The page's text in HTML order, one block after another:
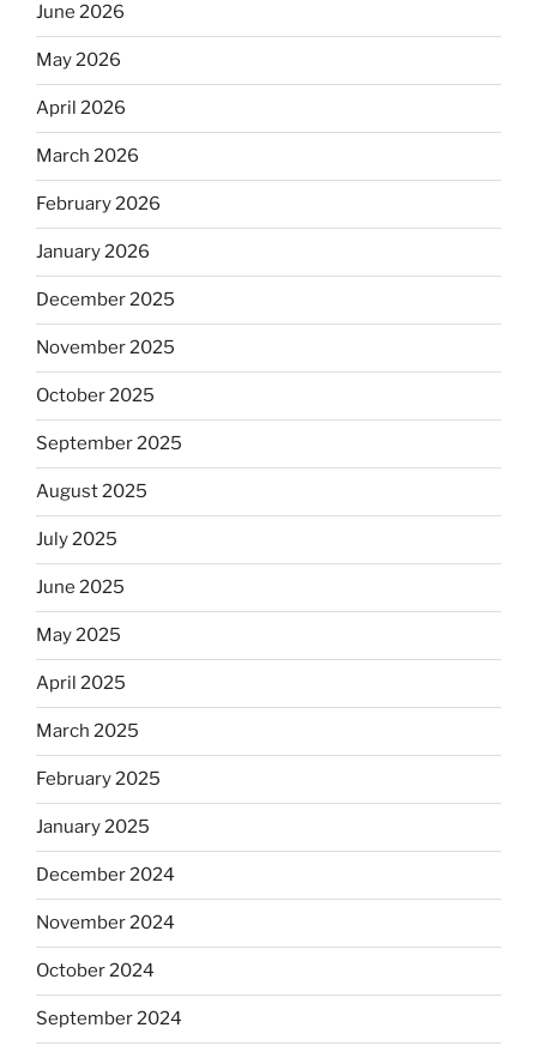
June 2026
May 2026
April 2026
March 2026
February 2026
January 2026
December 2025
November 2025
October 2025
September 2025
August 2025
July 2025
June 2025
May 2025
April 2025
March 2025
February 2025
January 2025
December 2024
November 2024
October 2024
September 2024